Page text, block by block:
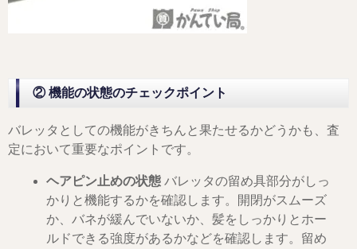
② 機能の状態のチェックポイント
バレッタとしての機能がきちんと果たせるかどうかも、査
定において重要なポイントです。
ヘアピン止めの状態 バレッタの留め具部分がしっ
かりと機能するかを確認します。開閉がスムーズ
か、バネが緩んでいないか、髪をしっかりとホー
ルドできる強度があるかなどを確認します。留め